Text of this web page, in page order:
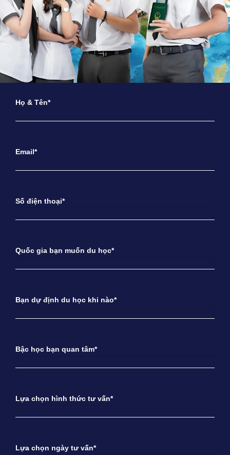
Họ & Tên*
Email*
Số điện thoại*
Quốc gia bạn muốn du học*
Bạn dự định du học khi nào*
Bậc học bạn quan tâm*
Lựa chọn hình thức tư vấn*
Lựa chọn ngày tư vấn*